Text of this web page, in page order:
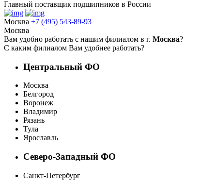
Главный поставщик подшипников в России
Москва +7 (495) 543-89-93
Москва
Вам удобно работать с нашим филиалом в г. Москва?
С каким филиалом Вам удобнее работать?
Центральный ФО
Москва
Белгород
Воронеж
Владимир
Рязань
Тула
Ярославль
Северо-Западный ФО
Санкт-Петербург